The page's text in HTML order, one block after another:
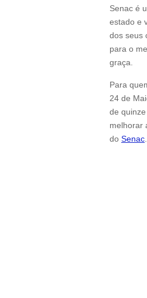
Senac é
estado e
dos seus
para o
graça.
Para
24 de
de
melhorar
do Senac